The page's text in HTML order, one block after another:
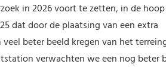
in 2026 voort te zetten, in de
dat door de plaatsing van een extra
beter beeld kregen van het
verwachten we een nog beter